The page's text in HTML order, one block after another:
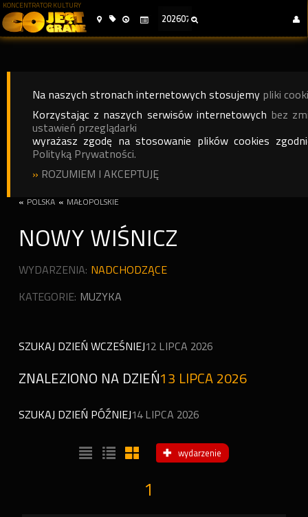
KONCENTRATOR KULTURY
Na naszych stronach internetowych stosujemy pliki
Korzystając z naszych serwisów internetowych bez
ustawień przeglądarki
wyrażasz zgodę na stosowanie plików cookies
Polityką Prywatności.
» ROZUMIEM I AKCEPTUJĘ
« POLSKA « MAŁOPOLSKIE
NOWY WIŚNICZ
WYDARZENIA: NADCHODZĄCE
KATEGORIE: MUZYKA
SZUKAJ DZIEŃ WCZEŚNIEJ12 LIPCA 2026
ZNALEZIONO NA DZIEŃ13 LIPCA 2026
SZUKAJ DZIEŃ PÓŹNIEJ14 LIPCA 2026
wydarzenie
1